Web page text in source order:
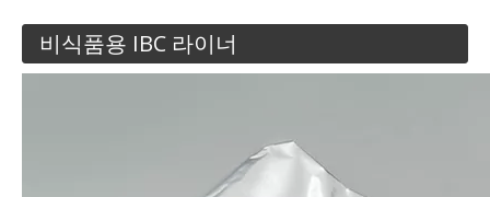
비식품용 IBC 라이너